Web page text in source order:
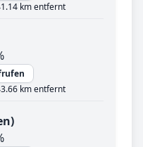
km entfernt
km entfernt